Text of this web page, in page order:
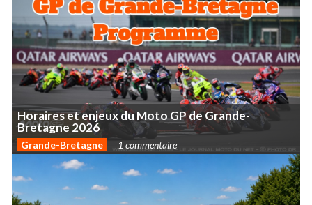
HorairesetenjeuxduMotoGPdeGrande-
Bretagne 2026
Grande-Bretagne 1 commentaire